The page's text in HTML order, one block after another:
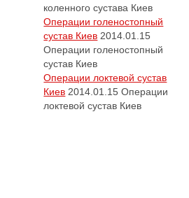
коленного сустава Киев
Операции голеностопный
сустав Киев 2014.01.15
Операции голеностопный
сустав Киев
Операции локтевой сустав
Киев 2014.01.15 Операции
локтевой сустав Киев